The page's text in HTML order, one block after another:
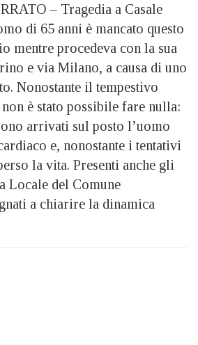
– Tragedia a Casale
di 65 anni è mancato questo
mentre procedeva con la sua
e via Milano, a causa di uno
Nonostante il tempestivo
è stato possibile fare nulla:
arrivati sul posto l’uomo
e, nonostante i tentativi
la vita. Presenti anche gli
Locale del Comune
a chiarire la dinamica